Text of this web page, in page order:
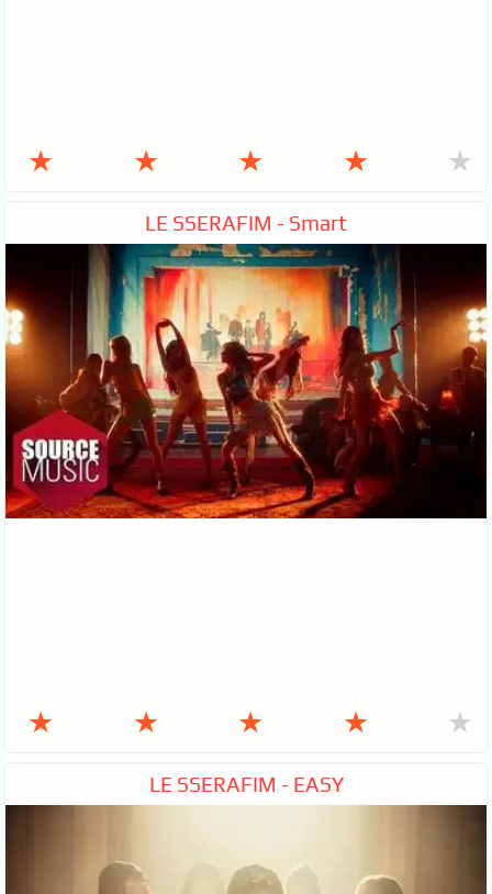
★ ★ ★ ★ ★
LE SSERAFIM - Smart
★ ★ ★ ★ ★
LE SSERAFIM - EASY